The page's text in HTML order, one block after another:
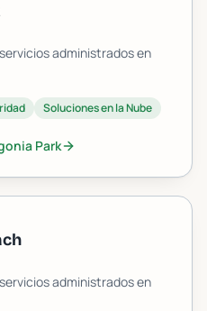
administrados en
Soluciones en la Nube
Park
administrados en